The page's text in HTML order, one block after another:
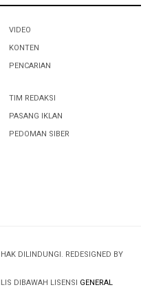
VIDEO
KONTEN
PENCARIAN
TIM REDAKSI
PASANG IKLAN
PEDOMAN SIBER
DILINDUNGI. REDESIGNED BY
DIBAWAH LISENSI GENERAL